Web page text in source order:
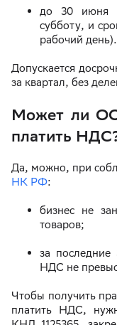
до 30 июня
субботу, и
рабочий день).
Допускается
за квартал, без
Может ли
платить
Да, можно, при
НК РФ:
бизнес не
товаров;
за последние
НДС не
Чтобы получить
платить НДС,